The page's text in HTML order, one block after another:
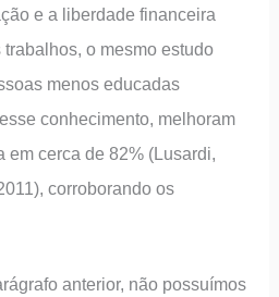
e a liberdade financeira
o mesmo estudo
menos educadas
conhecimento, melhoram
em cerca de 82% (Lusardi,
corroborando os
anterior, não possuímos